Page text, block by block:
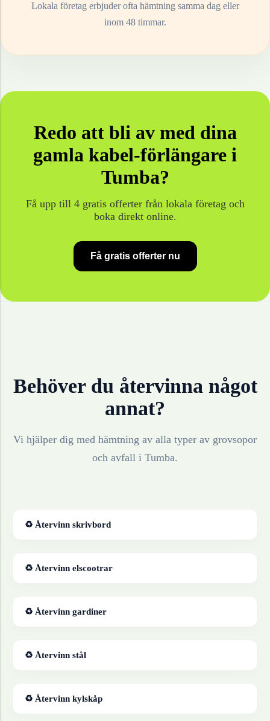
Lokala företag erbjuder ofta hämtning samma dag eller
inom 48 timmar.
Redo att bli av med dina
gamla kabel-förlängare i
Tumba?
Få upp till 4 gratis offerter från lokala företag och
boka direkt online.
Få gratis offerter nu
Behöver du återvinna något
annat?
Vi hjälper dig med hämtning av alla typer av grovsopor
och avfall i Tumba.
♻ Återvinn skrivbord
♻ Återvinn elscootrar
♻ Återvinn gardiner
♻ Återvinn stål
♻ Återvinn kylskåp